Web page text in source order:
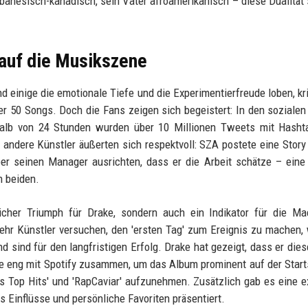
die Musikszene
einige die emotionale Tiefe und die Experimentierfreude loben,
50 Songs. Doch die Fans zeigen sich begeistert: In den
von 24 Stunden wurden über 10 Millionen Tweets mit
Künstler äußerten sich respektvoll: SZA postete eine
seinen Manager ausrichten, dass er die Arbeit schätze –
beiden.
Triumph für Drake, sondern auch ein Indikator für die
Künstler versuchen, den 'ersten Tag' zum Ereignis zu
sind für den langfristigen Erfolg. Drake hat gezeigt, dass er
mit Spotify zusammen, um das Album prominent auf der
Hits' und 'RapCaviar' aufzunehmen. Zusätzlich gab es eine
Einflüsse und persönliche Favoriten präsentiert.